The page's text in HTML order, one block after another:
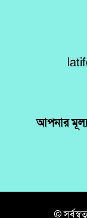
আপনার
©